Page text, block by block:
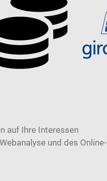
auf Ihre Interessen
und des Online-